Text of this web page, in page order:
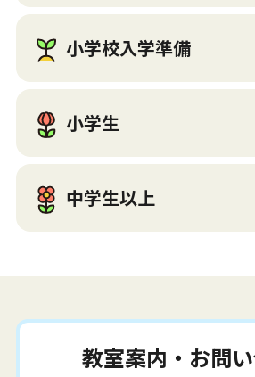
小学校入学準備
小学生
中学生以上
教室案内・お問